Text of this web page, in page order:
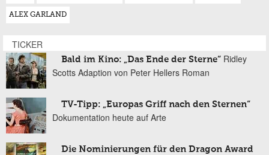
ALEX GARLAND
TICKER
Bald im Kino: „Das Ende der Sterne“ Ridley
Scotts Adaption von Peter Hellers Roman
TV-Tipp: „Europas Griff nach den Sternen“
Dokumentation heute auf Arte
Die Nominierungen für den Dragon Award